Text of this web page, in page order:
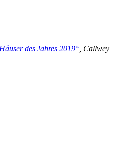
des Jahres 2019“ , Callwey